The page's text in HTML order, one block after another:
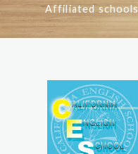
Affiliated schools